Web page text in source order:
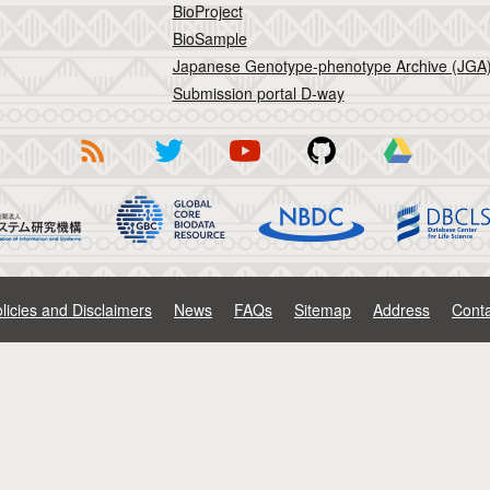
BioProject
BioSample
Japanese Genotype-phenotype Archive
Submission portal D-way
and Disclaimers News FAQs Sitemap Address